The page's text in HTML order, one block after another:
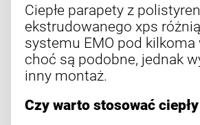
Ciepłe parapety z
ekstrudowanego xps
systemu EMO pod kilkoma
choć są podobne, jednak
inny montaż.
Czy warto stosować